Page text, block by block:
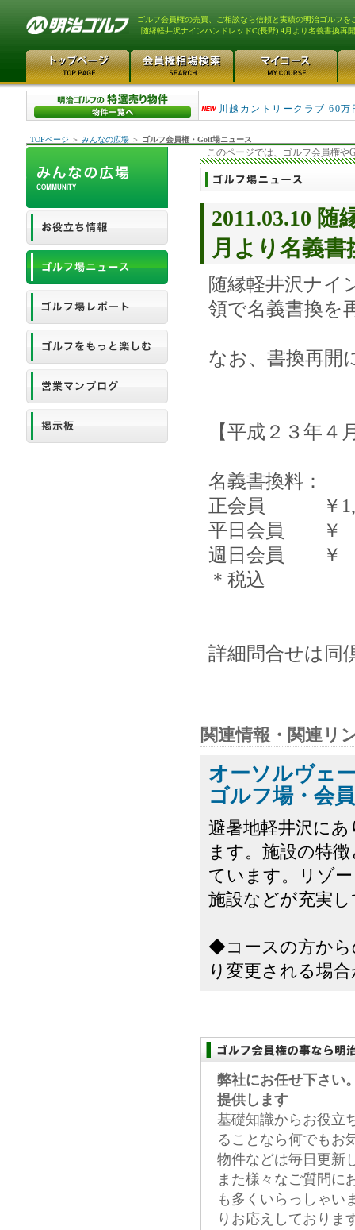
ゴルフ会員権の売買、ご相談なら信頼と実績の明治ゴルフを
随縁軽井沢ナインハンドレッドC(長野) 4月より名義書換再
津久井湖ゴルフ倶楽部 80万
川越カントリークラブ 60万
TOPページ ＞ みんなの広場 ＞ ゴルフ会員権・Golf場ニュース
このページでは、ゴルフ会員権や
2011.03.10
月より名義
随縁軽井沢ナイ
領で名義書換を
なお、書換再開
【平成２３年４
名義書換料：
正会員 ￥
平日会員 ￥
週日会員 ￥
＊税込
詳細問合せは同
関連情報・関連リ
オーソルヴェ
ゴルフ場・会
避暑地軽井沢に
ます。施設の特
ています。リゾ
施設などが充実
◆コースの方から
り変更される場
弊社にお任せ下さい
提供します
基礎知識からお役立
ることなら何でもお
物件などは毎日更新
また様々なご質問に
も多くいらっしゃい
りお応えしておりま